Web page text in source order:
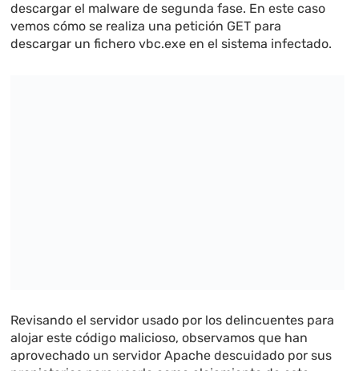
descargar el malware de segunda fase. En este caso
vemos cómo se realiza una petición GET para
descargar un fichero vbc.exe en el sistema infectado.
Revisando el servidor usado por los delincuentes para
alojar este código malicioso, observamos que han
aprovechado un servidor Apache descuidado por sus